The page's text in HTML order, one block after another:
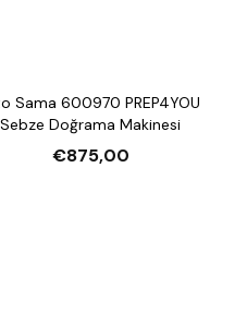
Sama 600970 PREP4YOU
Sebze Doğrama Makinesi
€875,00